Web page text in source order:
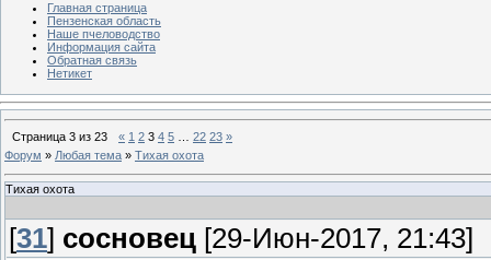
Главная страница
Пензенская область
Наше пчеловодство
Информация сайта
Обратная связь
Нетикет
Страница 3 из 23 « 1 2 3 4 5 22 23 »
Форум » Любая тема » Тихая охота
Тихая охота
[31] сосновец [29-Июн-2017, 21:43]